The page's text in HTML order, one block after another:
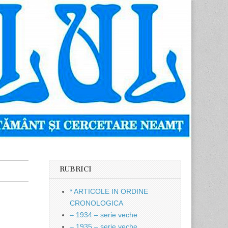
RUBRICI
* ARTICOLE IN ORDINE
CRONOLOGICA
– 1934 – serie veche